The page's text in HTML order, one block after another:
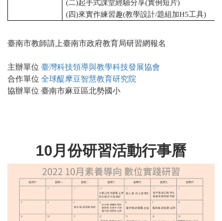
(二)起手式課堂經驗分享(實例短片)
(四)來實作練習趣(教學設計/題組加H5工具)
臺南市教師請上臺南市政府教育局研習網報名
主辦單位 臺灣科技領導與教學科技發展協會
合作單位 全球醍摩豆智慧教育研究院
協辦單位 臺南市麻豆區北勢國小
10月份研習活動行事曆